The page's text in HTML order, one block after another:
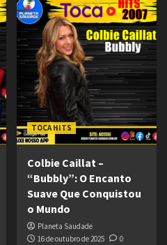
TOCA HITS
Colbie Caillat –
“Bubbly”: O Encanto
Suave Que Conquistou
o Mundo
Planeta Saudade
16 de outubro de 2025
0